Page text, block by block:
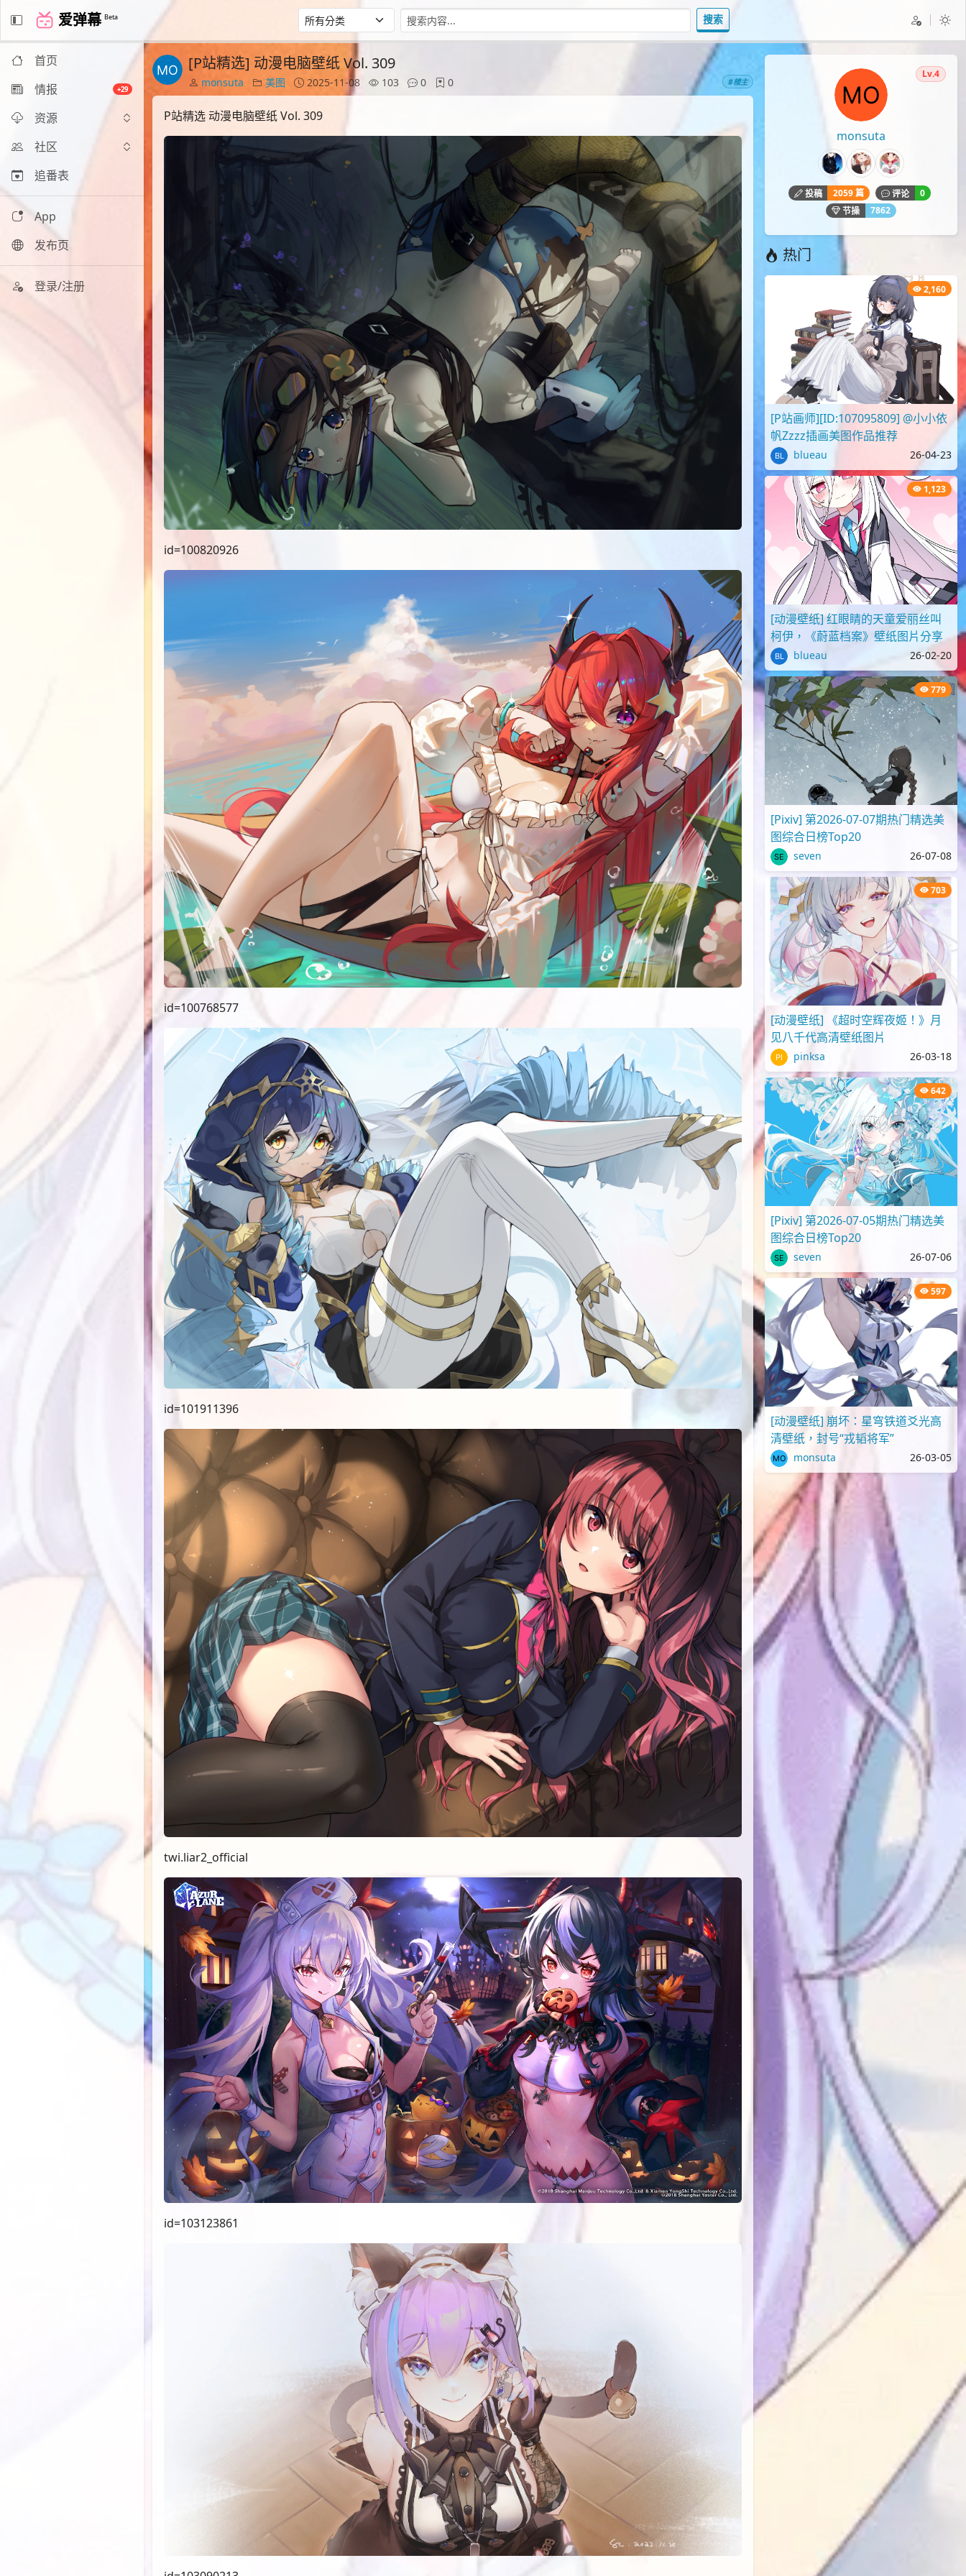
爱弹幕 Beta 搜索
首页
情报
+29
资源
社区
追番表
App
发布页
登录/注册
[P站精选] 动漫电脑壁纸 Vol. 309
monsuta 美图 2025-11-08 103 0 0 #楼主
P站精选 动漫电脑壁纸 Vol. 309
id=100820926
id=100768577
id=101911396
twi.liar2_official
id=103123861
monsuta
Lv.4
投稿 2059 篇 评论
0
节操
7862
热门
2,160
[P站画师][ID:107095809] @小小依
帆Zzzz插画美图作品推荐
blueau 26-04-23
1,123
[动漫壁纸] 红眼睛的天童爱丽丝叫
柯伊，《蔚蓝档案》壁纸图片分享
blueau 26-02-20
779
[Pixiv] 第2026-07-07期热门精选美
图综合日榜Top20
seven 26-07-08
703
[动漫壁纸] 《超时空辉夜姬！》月
见八千代高清壁纸图片
pinksa 26-03-18
642
[Pixiv] 第2026-07-05期热门精选美
图综合日榜Top20
seven 26-07-06
597
[动漫壁纸] 崩坏：星穹铁道爻光高
清壁纸，封号“戎韬将军”
monsuta 26-03-05